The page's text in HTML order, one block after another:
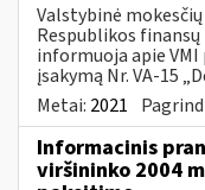
Valstybinė
Respublikos
informuoja apie VMI
įsakymą Nr. VA-15
Metai: 2021
Informacinis
viršininko 2004